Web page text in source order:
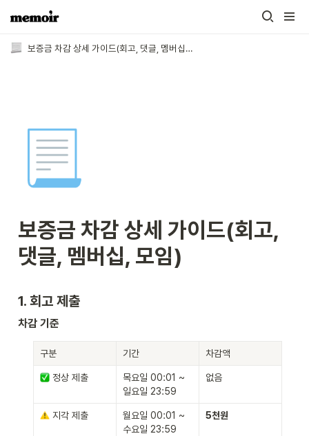
보증금 차감 상세 가이드(회고, 댓글, 멤버십, 모임)
📃
보증금 차감 상세 가이드(회고,
댓글, 멤버십, 모임)
1. 회고 제출
차감 기준
구분 기간 차감액
정상 제출
목요일 00:01 ~
일요일 23:59
없음
지각 제출
월요일 00:01 ~
수요일 23:59
5천원